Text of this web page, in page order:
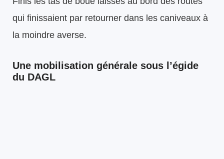
qui finissaient par retourner dans les caniveaux à
la moindre averse.
Une mobilisation générale sous l’égide
du DAGL